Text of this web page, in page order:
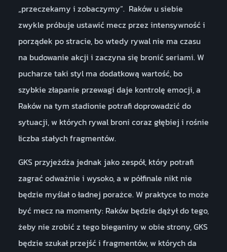
„przeczekamy i zobaczymy”. Raków u siebie
zwykle próbuje ustawić mecz przez intensywność i
porządek po stracie, bo wtedy rywal nie ma czasu
na budowanie akcji i zaczyna się bronić seriami. W
pucharze taki styl ma dodatkową wartość, bo
szybkie złapanie przewagi daje kontrolę emocji, a
Raków na tym stadionie potrafi doprowadzić do
sytuacji, w których rywal broni coraz głębiej i rośnie
liczba stałych fragmentów.
GKS przyjeżdża jednak jako zespół, który potrafi
zagrać odważnie i wysoko, a w półfinale nikt nie
będzie myślał o ładnej porażce. W praktyce to może
być mecz na momenty: Raków będzie dążył do tego,
żeby nie zrobić z tego bieganiny w obie strony, GKS
będzie szukał przejść i fragmentów, w których da